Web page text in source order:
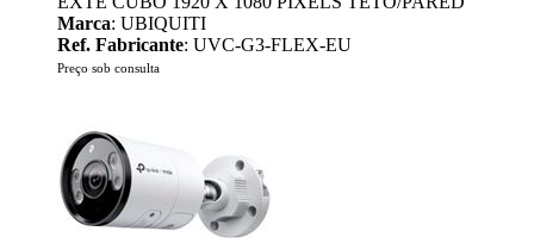
Marca: UBIQUITI
Ref. Fabricante: UVC-G3-FLEX-EU
Preço sob consulta